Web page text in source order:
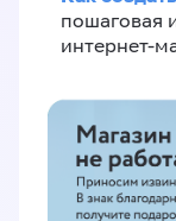
пошаговая
интернет-